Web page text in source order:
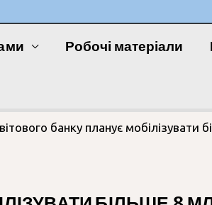
Робочі матеріали
банку планує